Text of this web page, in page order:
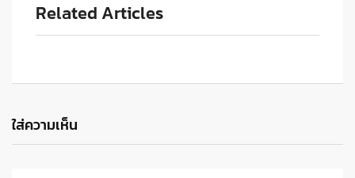
Related Articles
ใส่ความเห็น